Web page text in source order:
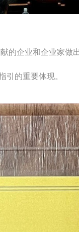
企业和企业家做
的重要体现。